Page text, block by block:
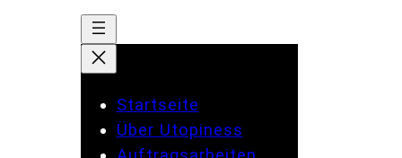
Startseite
Über Utopiness